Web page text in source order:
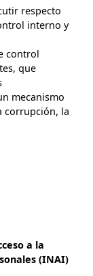
respecto
interno y
control
que
mecanismo
corrupción, la
a la
(INAI)